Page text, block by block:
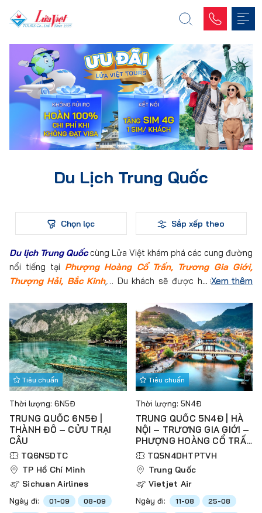
Du Lịch Trung Quốc
Chọn lọc Sắp xếp theo
Du lịch Trung Quốccùng Lửa Việt khám phá các cung đường
nổi tiếng tại Phượng Hoàng Cổ Trấn, Trương Gia Giới,
Thượng Hải, Bắc Kinh,… Du khách sẽ được hòa mình vào
đài và tòa thành cổ. Tham khảo lịch trình tour sau đây và
đăng ký tour để trải nghiệm vùng đất mới ngay hôm nay thôi.
Xem thêm
Tiêu chuẩn
Thời lượng: 6N5Đ
TRUNG QUỐC 6N5Đ |
THÀNH ĐÔ – CỬU TRẠI
CÂU
TQ6N5DTC
TP Hồ Chí Minh
Sichuan Airlines
Ngày đi: 01-09
08-09
Tiêu chuẩn
Thời lượng: 5N4Đ
TRUNG QUỐC 5N4Đ | HÀ
NỘI – TRƯƠNG GIA GIỚI –
PHƯỢNG HOÀNG CỔ TRẤN
– THIÊN TỬ SƠN – VŨ
LĂNG NGUYÊN – HỒ BẢO
PHONG
TQ5N4DHTPTVH
Trung Quốc
Vietjet Air
Ngày đi: 11-08
25-08